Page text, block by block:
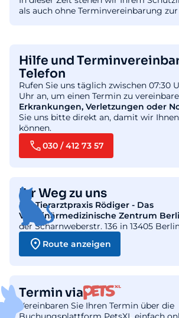
als auch ohne Terminvereinbarung
Hilfe und
Telefon
Rufen Sie uns täglich zwischen 07:30
Uhr an, um einen Termin zu
Erkrankungen, Verletzungen oder
Sie uns bitte direkt an, damit wir
können.
030 / 412 73 57
Ihr Weg zu uns
DieTierarztpraxis Rödiger - Das
Veterinärmedizinische Zentrum
der Scharnweberstr. 136 in 13405
Route anzeigen
Termin via
Vereinbaren Sie Ihren Termin über die